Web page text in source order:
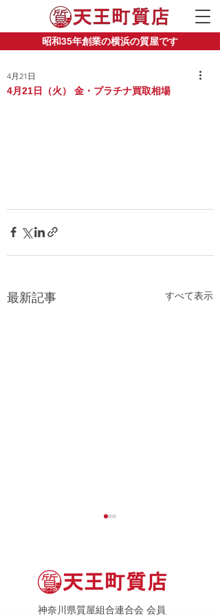
昭和35年創業の横浜の質屋です
4月21日（火） 金・プラチナ買取相場
4月21日
最新記事 すべて表示
神奈川県質屋組合連合会 会員